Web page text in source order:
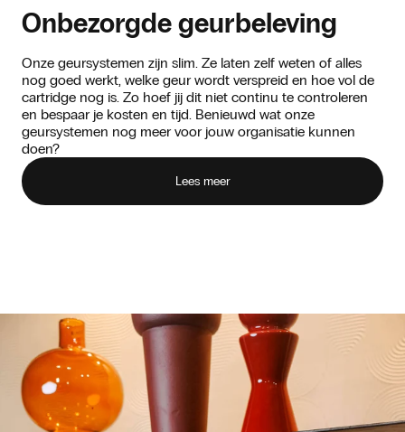
Onbezorgde geurbeleving
Onze geursystemen zijn slim. Ze laten zelf weten of alles
nog goed werkt, welke geur wordt verspreid en hoe vol de
cartridge nog is. Zo hoef jij dit niet continu te controleren
en bespaar je kosten en tijd. Benieuwd wat onze
geursystemen nog meer voor jouw organisatie kunnen
doen?
Lees meer